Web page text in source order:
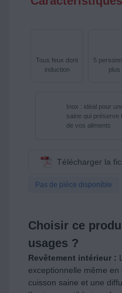
Tous feux dont
induction
5
plus
Inox : idéal pour
saine qui préserve
de vos aliments
Télécharger la
Pas de pièce disponible
Choisir ce
usages ?
Revêtement intérieur :
exceptionnelle même
cuisson saine et une